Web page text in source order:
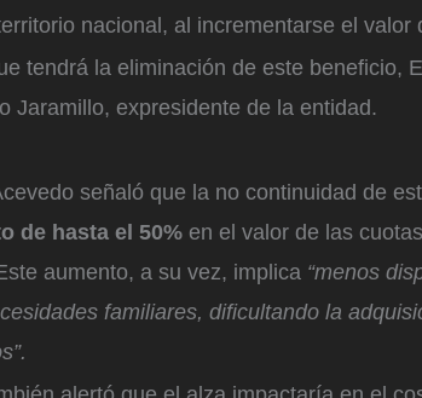
nacional, al incrementarse el valor
tendrá la eliminación de este beneficio,
Jaramillo, expresidente de la entidad.
señaló que la no continuidad de
de hasta el 50% en el valor de las
aumento, a su vez, implica “menos
familiares, dificultando la